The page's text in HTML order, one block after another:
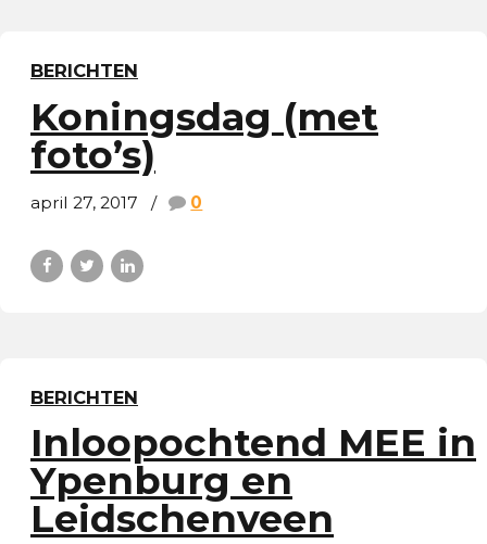
BERICHTEN
Koningsdag (met
foto’s)
april 27, 2017 0
BERICHTEN
Inloopochtend MEE in
Ypenburg en
Leidschenveen